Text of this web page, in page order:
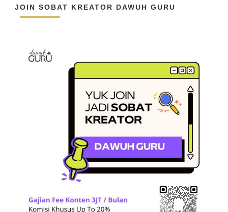
JOIN SOBAT KREATOR DAWUH GURU